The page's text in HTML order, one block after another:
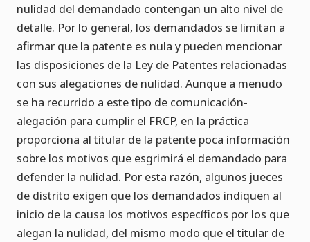
nulidad del demandado contengan un alto nivel de
detalle. Por lo general, los demandados se limitan a
afirmar que la patente es nula y pueden mencionar
las disposiciones de la Ley de Patentes relacionadas
con sus alegaciones de nulidad. Aunque a menudo
se ha recurrido a este tipo de comunicación-
alegación para cumplir el FRCP, en la práctica
proporciona al titular de la patente poca información
sobre los motivos que esgrimirá el demandado para
defender la nulidad. Por esta razón, algunos jueces
de distrito exigen que los demandados indiquen al
inicio de la causa los motivos específicos por los que
alegan la nulidad, del mismo modo que el titular de